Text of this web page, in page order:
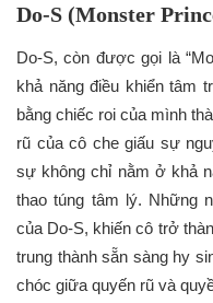
Do-S (Monster
Do-S, còn được gọi là
khả năng điều khiển tâm
bằng chiếc roi của mình
rũ của cô che giấu sự
sự không chỉ nằm ở khả
thao túng tâm lý. Những
của Do-S, khiến cô trở
trung thành sẵn sàng hy
chóc giữa quyến rũ và